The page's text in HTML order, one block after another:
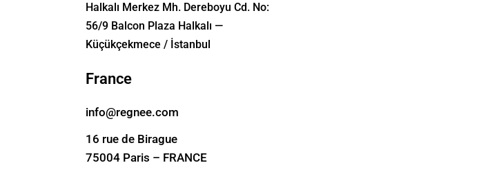
Halkalı Merkez Mh. Dereboyu Cd. No:
56/9 Balcon Plaza Halkalı —
Küçükçekmece / İstanbul
France
info@regnee.com
16 rue de Birague
75004 Paris – FRANCE